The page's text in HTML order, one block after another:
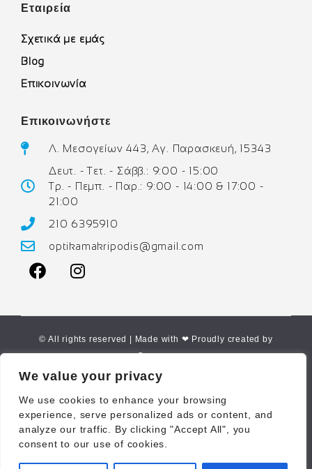
We value your privacy
We use cookies to enhance your browsing
experience, serve personalized ads or content, and
analyze our traffic. By clicking "Accept All", you
consent to our use of cookies.
Εταιρεία
Σχετικά με εμάς
Blog
Επικοινωνία
Επικοινωνήστε
Λ. Μεσογείων 443, Αγ. Παρασκευή, 15343
Δευτ. - Τετ. - Σάββ.: 9:00 - 15:00
Τρ. - Πεμπ. - Παρ.: 9:00 - 14:00 & 17:00 -
21:00
210 6395910
optikamakripodis@gmail.com
© All rights reserved | Made with ❤ Proudly created by
Corne.gr